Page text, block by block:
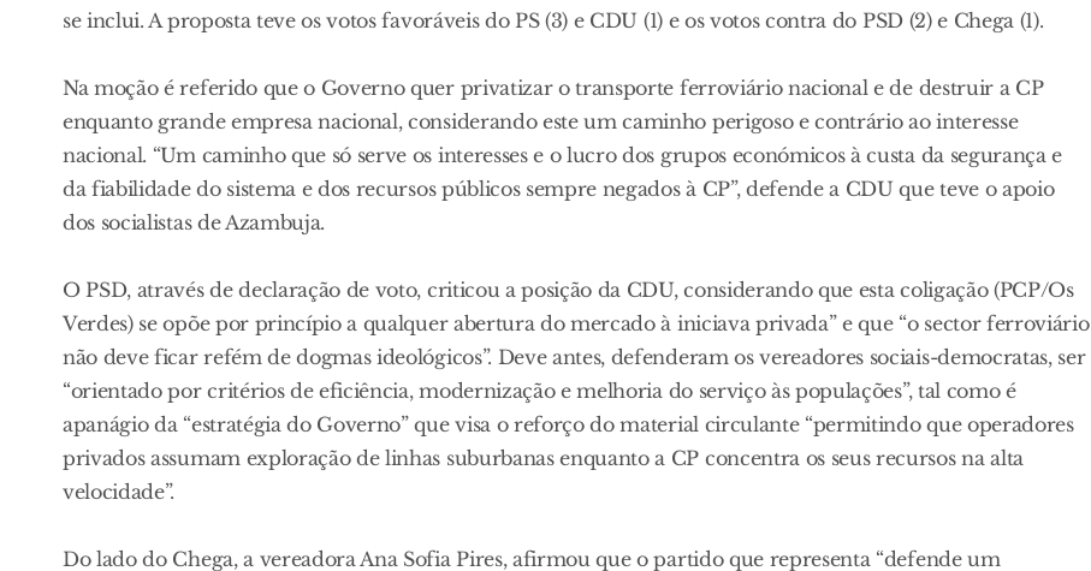
se inclui. A proposta teve os votos favoráveis do PS (3) e CDU (1) e os votos contra do PSD (2) e Chega (1).
Na moção é referido que o Governo quer privatizar o transporte ferroviário nacional e de destruir a CP
enquanto grande empresa nacional, considerando este um caminho perigoso e contrário ao interesse
nacional. “Um caminho que só serve os interesses e o lucro dos grupos económicos à custa da segurança e
da fiabilidade do sistema e dos recursos públicos sempre negados à CP”, defende a CDU que teve o apoio
dos socialistas de Azambuja.
O PSD, através de declaração de voto, criticou a posição da CDU, considerando que esta coligação (PCP/Os
Verdes) se opõe por princípio a qualquer abertura do mercado à iniciava privada” e que “o sector ferroviário
não deve ficar refém de dogmas ideológicos”. Deve antes, defenderam os vereadores sociais-democratas, ser
“orientado por critérios de eficiência, modernização e melhoria do serviço às populações”, tal como é
apanágio da “estratégia do Governo” que visa o reforço do material circulante “permitindo que operadores
privados assumam exploração de linhas suburbanas enquanto a CP concentra os seus recursos na alta
velocidade”.
Do lado do Chega, a vereadora Ana Sofia Pires, afirmou que o partido que representa “defende um